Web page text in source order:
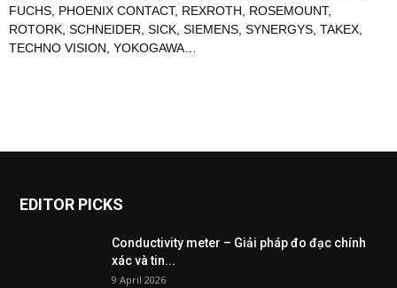
FUCHS PHOENIX CONTACT, REXROTH ROSEMOUNT,
ROTORK SCHNEIDER SICK SIEMENS SYNERGYS TAKEX
TECHNO VISION YOKOGAWA
EDITOR PICKS
Conductivity meter – Giải pháp đo đạc chính
xác và tin...
9 April 2026